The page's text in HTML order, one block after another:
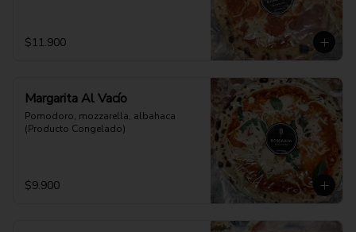
$11.900
Margarita Al Vacío
Pomodoro, mozzarella, albahaca
(Producto Congelado)
$9.900